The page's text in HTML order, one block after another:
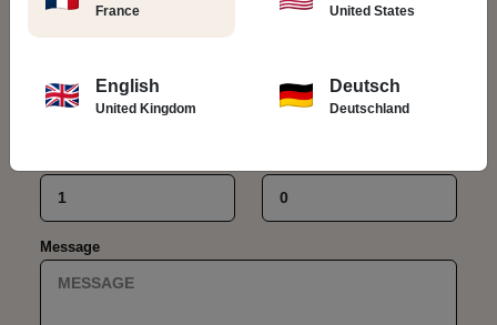
Date de votre voyage moto *
Message
France United States
English
United Kingdom
Deutsch
Deutschland